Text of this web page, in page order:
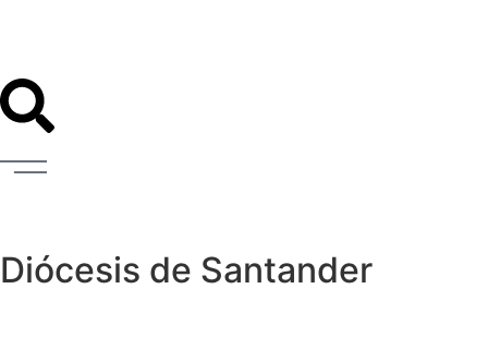
Diócesis de Santander